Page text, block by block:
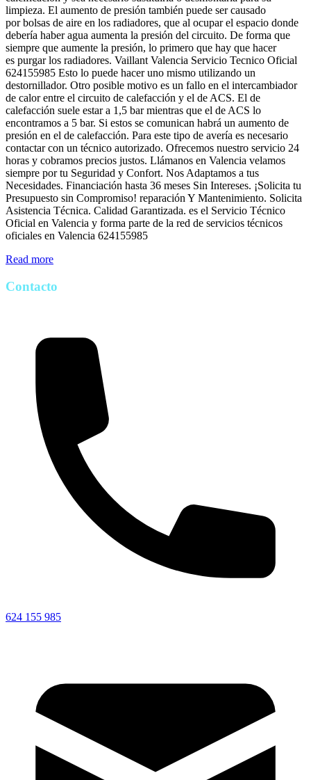
limpieza. El aumento de presión también puede ser causado
por bolsas de aire en los radiadores, que al ocupar el espacio donde
debería haber agua aumenta la presión del circuito. De forma que
siempre que aumente la presión, lo primero que hay que hacer
es purgar los radiadores. Vaillant Valencia Servicio Tecnico Oficial
624155985 Esto lo puede hacer uno mismo utilizando un
destornillador. Otro posible motivo es un fallo en el intercambiador
de calor entre el circuito de calefacción y el de ACS. El de
calefacción suele estar a 1,5 bar mientras que el de ACS lo
encontramos a 5 bar. Si estos se comunican habrá un aumento de
presión en el de calefacción. Para este tipo de avería es necesario
contactar con un técnico autorizado. Ofrecemos nuestro servicio 24
horas y cobramos precios justos. Llámanos en Valencia velamos
siempre por tu Seguridad y Confort. Nos Adaptamos a tus
Necesidades. Financiación hasta 36 meses Sin Intereses. ¡Solicita tu
Presupuesto sin Compromiso! reparación Y Mantenimiento. Solicita
Asistencia Técnica. Calidad Garantizada. es el Servicio Técnico
Oficial en Valencia y forma parte de la red de servicios técnicos
oficiales en Valencia 624155985
Read more
Contacto
624 155 985